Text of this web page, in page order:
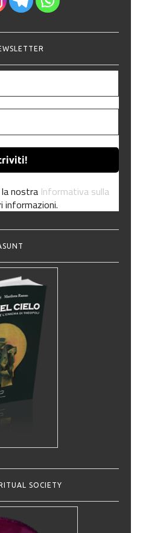
nostra Informativa sulla
informazioni.
SOCIETY